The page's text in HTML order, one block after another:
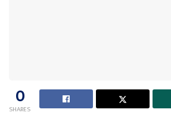
0
SHARES